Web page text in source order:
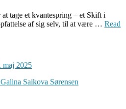
tage et kvantespring – et Skift i
af sig selv, til at være … Read
maj 2025